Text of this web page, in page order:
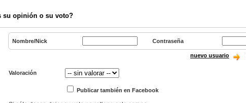
su opinión o su voto?
Nombre/Nick Contraseña
nuevo usuario
Valoración
Publicar también en Facebook